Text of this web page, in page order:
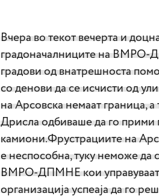
Вчера во текот вечерта и
градоначалниците на ВМРО-
градови од внатрешноста
со денови да се исчисти од
на Арсовска немаат граница,
Дрисла одбиваше да го прими
камиони.Фрустрациите на
е неспособна, туку неможе да
ВМРО-ДПМНЕ кои управуваат
организација успеаја да го